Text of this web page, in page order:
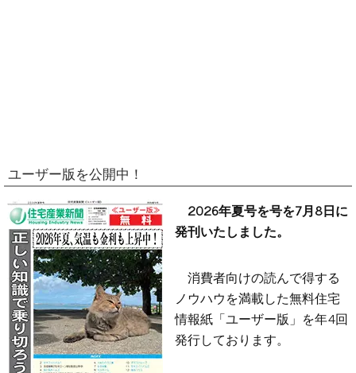
ユーザー版を公開中！
2026年夏号を号を7月8日に
発刊いたしました。
消費者向けの読んで得する
ノウハウを満載した無料住宅
情報紙「ユーザー版」を年4回
発行しております。